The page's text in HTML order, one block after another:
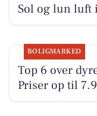
Sol og lun luft
BOLIGMARKED
Top 6 over
Priser op til